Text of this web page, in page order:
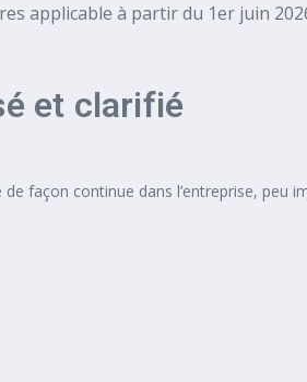
applicable à partir du 1er juin
et clarifié
façon continue dans l’entreprise,